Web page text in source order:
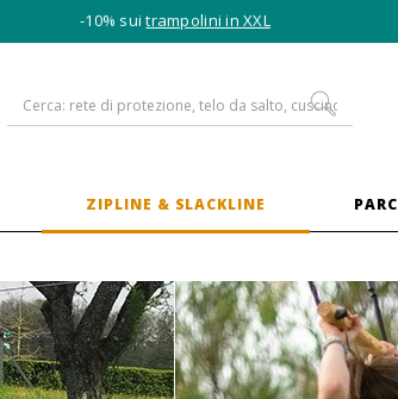
-10% suitrampolini in XXL
ZIPLINE & SLACKLINE